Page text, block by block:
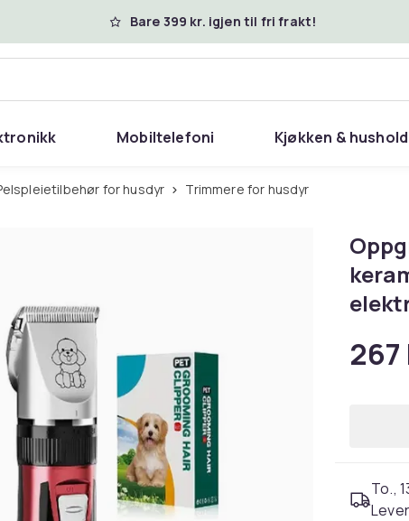
Bare 399 kr. igjen til fri frakt!
Mobiltelefoni Kjøkken &
Pelspleietilbehør for husdyr Trimmere for husdyr
267
To.,